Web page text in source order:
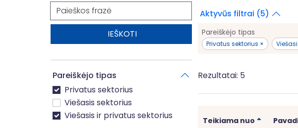
Paieška
Pareiškėjo tipas
Privatus sektorius
Viešasis sektorius
Viešasis ir privatus sektorius
Aktyvūs filtrai (5)
Pareiškėjo tipas
Privatus sektorius ×
Rezultatai: 5
Teikiama nuo Rikiuoti